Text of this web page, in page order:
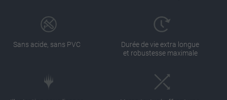
Sans acide, sans PVC
Durée de vie extra longue
et robustesse maximale